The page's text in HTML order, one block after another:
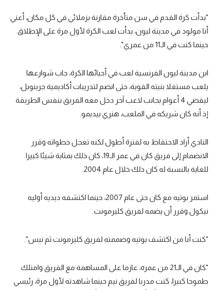
حكايات في الجول
كويز في الجول
"بدأت كرة القدم في سن متأخرة مقارنة بزملائي في كل مكان، أعني
أنا مولود في مدينة ليون، بدأت لعب الكرة لأول مرة على الإطلاق
حينما كنت في الـ11 من عمري".
ابن مدينة ليون الفرنسية لعب في أحيائها الكرة، جاب شوارعها
يلعب مستغلا بنيته القوية، حتى انضم لتدريبات أكاديمية جرينوبل،
ليقضي 4 أعوام بجانب لاعب آخر دخل معه الفريق بنفس الطريقة
إذ أنه كان شريكه في الملعب، هنري بيديمو.
النادي أراد الاحتفاظ به لفترة أطول لكنه تعجل خطواته وقرر
الانضمام إلى فريق كان في عمر الـ19، كان ذلك بمثابة شيئا كبيرا
للغاية بالنسبة له كان ذلك خلال عام 2004.
استمر بوتيه مع كان حتى عام 2007، حينما اكتشفه ديديه أوليه
نيكول وقرر أن يضمه لفريق كليرمونت.
"كنت أنا من اكتشف بوتيه وضممته لفريق كليرمونت ثم نيس".
"كان في الـ21 من عمره، عازما على المساهمة مع الفريق وامتلك
طموحا كبيرا، كنت مدربا لفريق نيم حينما شاهدته لأول مرة، رئيسي